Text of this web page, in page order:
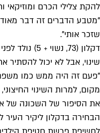
להקת צלילי הכרם ומוזיקאי
"מטבע הדברים זה דבר מאוד
שזכר אותי".
דקלון (73,
שינוי, אבל לא יכול להסתיר
"פעם זה היה ממש כמו
מקום, למרות השינוי
את הסיפור של השכונה של
הבחירה בדקלון ליקיר